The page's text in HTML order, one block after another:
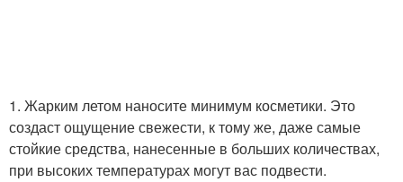
1. Жарким летом наносите минимум косметики. Это
создаст ощущение свежести, к тому же, даже самые
стойкие средства, нанесенные в больших количествах,
при высоких температурах могут вас подвести.